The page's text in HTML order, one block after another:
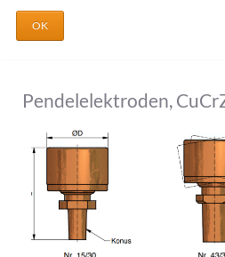
OK
Pendelelektroden
Pendelelektroden,